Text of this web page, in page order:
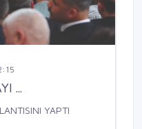
...
YAPTI